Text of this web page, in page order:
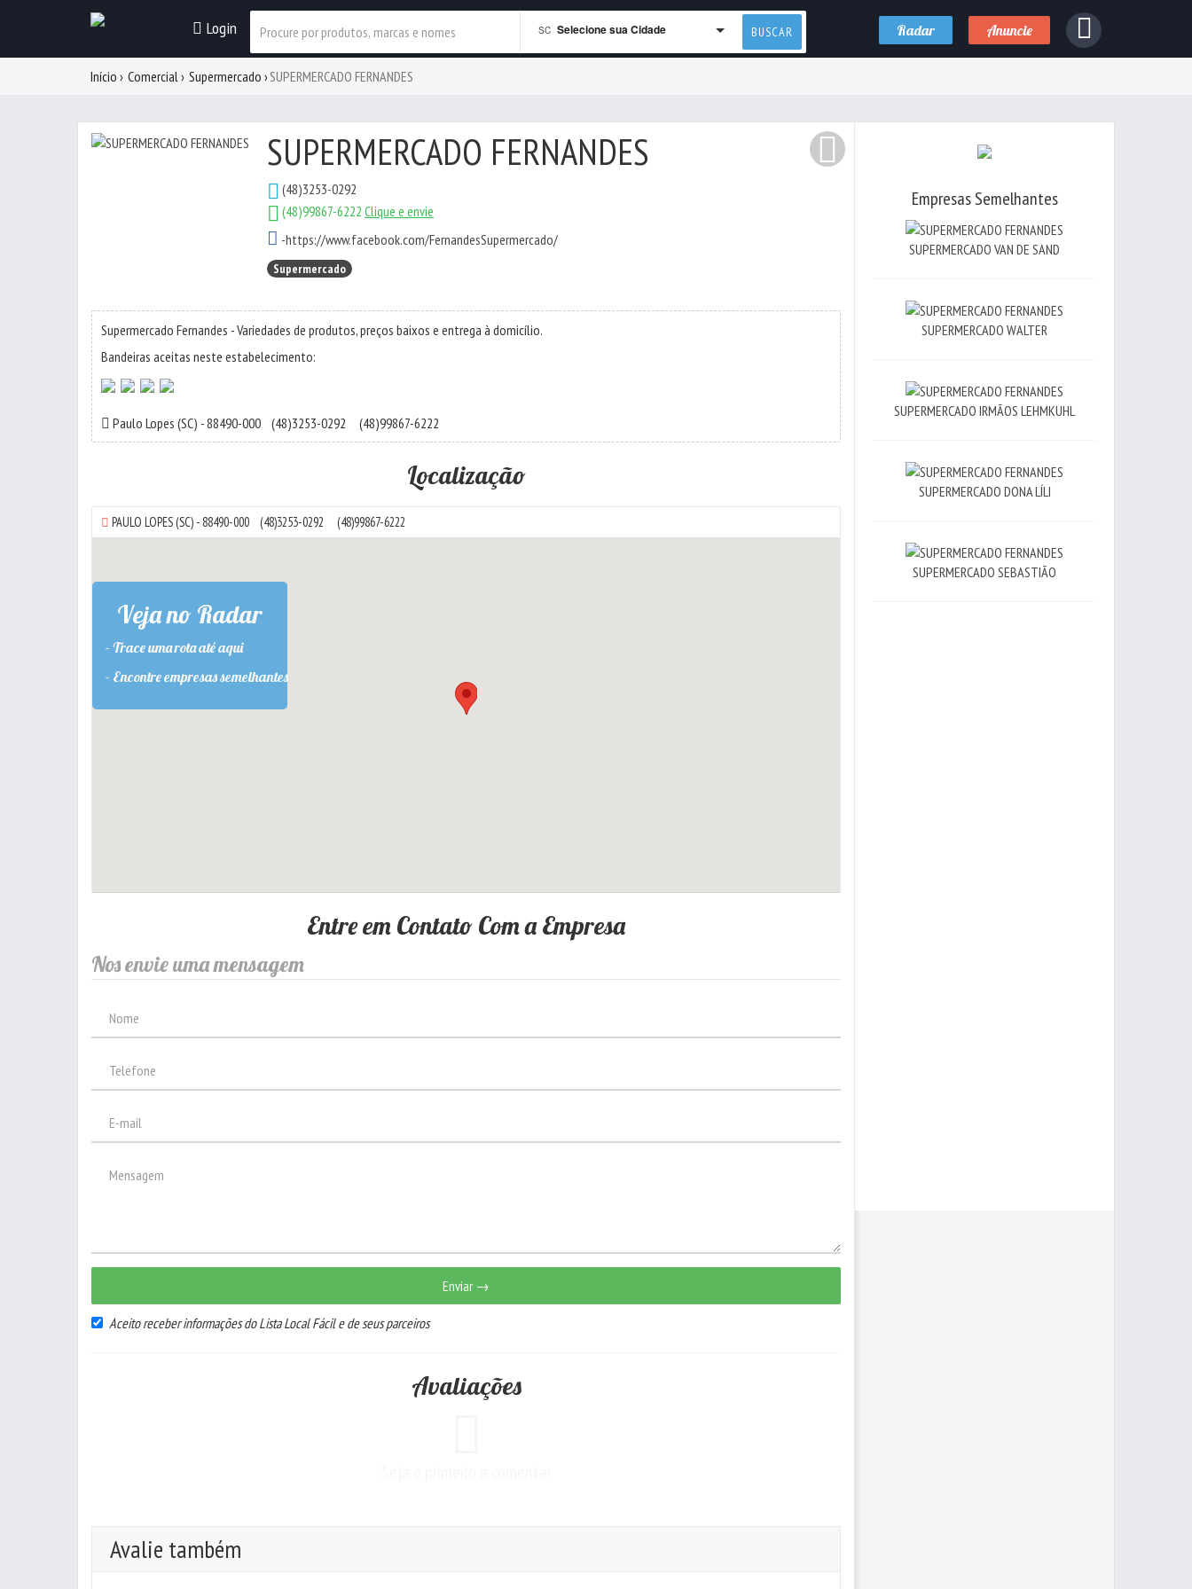
Login SC Selecione sua Cidade BUSCAR Radar Anuncie
Início Comercial Supermercado SUPERMERCADO FERNANDES
SUPERMERCADO FERNANDES
(48)3253-0292
(48)99867-6222 Clique e envie
-https://www.facebook.com/FernandesSupermercado/
Supermercado
Supermercado Fernandes - Variedades de produtos, preços baixos e entrega à domicílio.
Bandeiras aceitas neste estabelecimento:
Paulo Lopes (SC) - 88490-000 (48)3253-0292 (48)99867-6222
Localização
PAULO LOPES (SC) - 88490-000 (48)3253-0292 (48)99867-6222
Veja no Radar
- Trace uma rota até aqui
- Encontre empresas semelhantes
Entre em Contato Com a Empresa
Nos envie uma mensagem
Enviar →
Aceito receber informações do Lista Local Fácil e de seus parceiros
Avaliações
Avalie também
Empresas Semelhantes
SUPERMERCADO VAN DE SAND
SUPERMERCADO WALTER
SUPERMERCADO IRMÃOS LEHMKUHL
SUPERMERCADO DONA LÍLI
SUPERMERCADO SEBASTIÃO